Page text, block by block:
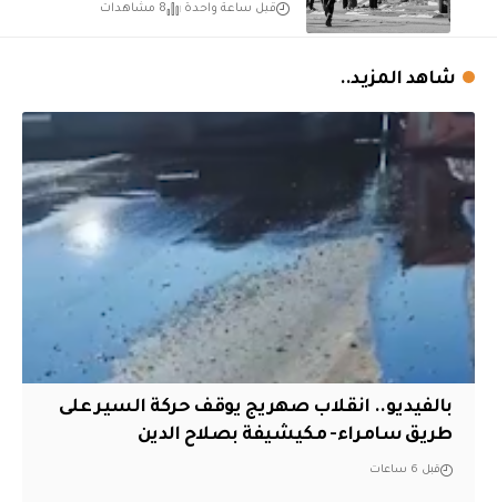
قبل ساعة واحدة 8 مشاهدات
شاهد المزيد..
بالفيديو.. انقلاب صهريج يوقف حركة السير على
طريق سامراء- مكيشيفة بصلاح الدين
قبل 6 ساعات